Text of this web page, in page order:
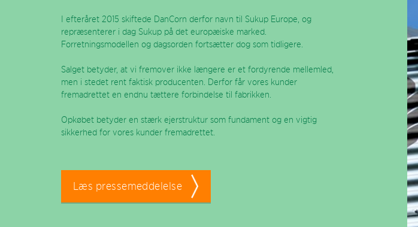
I efteråret 2015 skiftede DanCorn derfor navn til Sukup Europe, og
repræsenterer i dag Sukup på det europæiske marked.
Forretningsmodellen og dagsorden fortsætter dog som tidligere.
Salget betyder, at vi fremover ikke længere er et fordyrende mellemled,
men i stedet rent faktisk producenten. Derfor får vores kunder
fremadrettet en endnu tættere forbindelse til fabrikken.
Opkøbet betyder en stærk ejerstruktur som fundament og en vigtig
sikkerhed for vores kunder fremadrettet.
Læs pressemeddelelse